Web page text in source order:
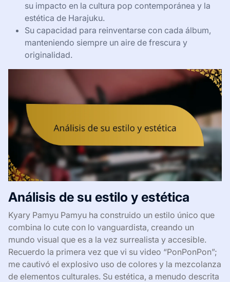
su impacto en la cultura pop contemporánea y la
estética de Harajuku.
Su capacidad para reinventarse con cada álbum,
manteniendo siempre un aire de frescura y
originalidad.
Análisis de su estilo y estética
Kyary Pamyu Pamyu ha construido un estilo único que
combina lo cute con lo vanguardista, creando un
mundo visual que es a la vez surrealista y accesible.
Recuerdo la primera vez que vi su video “PonPonPon”;
me cautivó el explosivo uso de colores y la mezcolanza
de elementos culturales. Su estética, a menudo descrita